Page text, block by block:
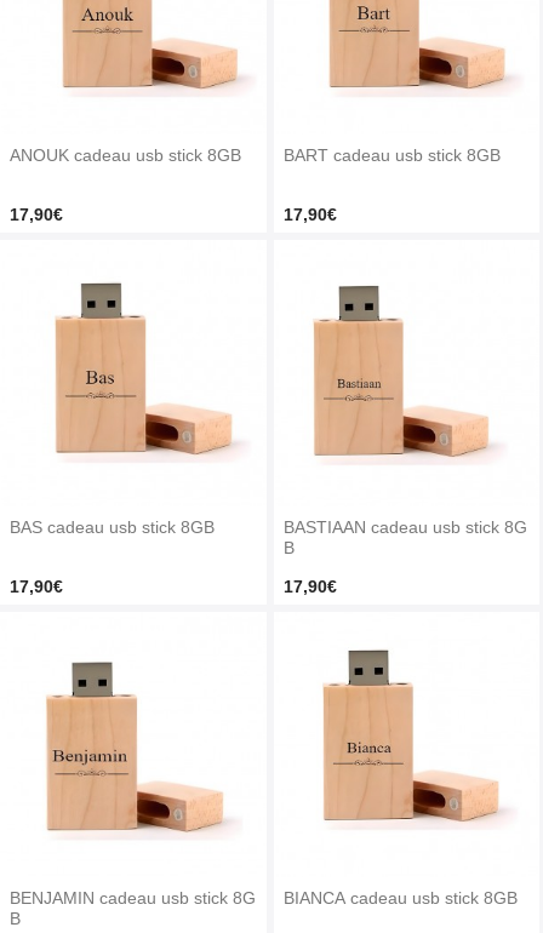
ANOUK cadeau usb stick 8GB
17,90€
BART cadeau usb stick 8GB
17,90€
BAS cadeau usb stick 8GB
17,90€
BASTIAAN cadeau usb stick 8G
B
17,90€
BENJAMIN cadeau usb stick 8G
B
BIANCA cadeau usb stick 8GB